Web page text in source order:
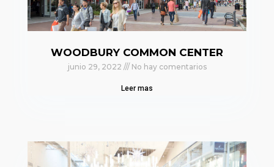
WOODBURY COMMON CENTER
junio 29, 2022 No hay comentarios
Leer mas